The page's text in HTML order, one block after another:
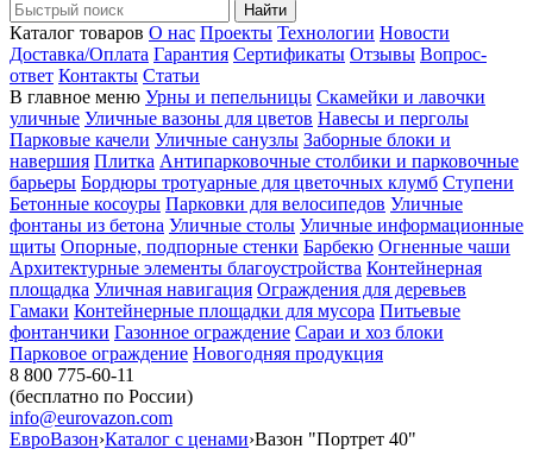
Найти
Каталог товаров О нас Проекты Технологии Новости
Доставка/Оплата Гарантия Сертификаты Отзывы Вопрос-
ответ Контакты Статьи
В главное меню Урны и пепельницы Скамейки и лавочки
уличные Уличные вазоны для цветов Навесы и перголы
Парковые качели Уличные санузлы Заборные блоки и
навершия Плитка Антипарковочные столбики и парковочные
барьеры Бордюры тротуарные для цветочных клумб Ступени
Бетонные косоуры Парковки для велосипедов Уличные
фонтаны из бетона Уличные столы Уличные информационные
щиты Опорные, подпорные стенки Барбекю Огненные чаши
Архитектурные элементы благоустройства Контейнерная
площадка Уличная навигация Ограждения для деревьев
Гамаки Контейнерные площадки для мусора Питьевые
фонтанчики Газонное ограждение Сараи и хоз блоки
Парковое ограждение Новогодняя продукция
8 800 775-60-11
(бесплатно по России)
info@eurovazon.com
ЕвроВазон›Каталог с ценами›Вазон "Портрет 40"